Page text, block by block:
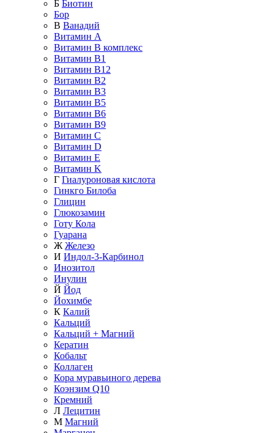
Б Биотин
Бор
В Ванадий
Витамин A
Витамин B комплекс
Витамин B1
Витамин B12
Витамин B2
Витамин B3
Витамин B5
Витамин B6
Витамин B9
Витамин C
Витамин D
Витамин E
Витамин K
Г Гиалуроновая кислота
Гинкго Билоба
Глицин
Глюкозамин
Готу Кола
Гуарана
Ж Железо
И Индол-3-Карбинол
Инозитол
Инулин
Й Йод
Йохимбе
К Калий
Кальций
Кальций + Магний
Кератин
Кобальт
Коллаген
Кора муравьиного дерева
Коэнзим Q10
Кремний
Л Лецитин
М Магний